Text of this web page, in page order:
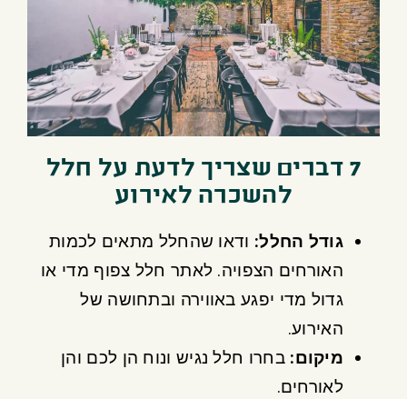
7 דברים שצריך לדעת על חלל
להשכרה לאירוע
גודל החלל: ודאו שהחלל מתאים לכמות
האורחים הצפויה. לאתר חלל צפוף מדי או
גדול מדי יפגע באווירה ובתחושה של
האירוע.
מיקום:בחרו חלל נגיש ונוח הן לכם והן
לאורחים.